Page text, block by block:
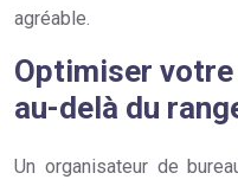
agréable.
Optimiser
au-delà du
Un organisateur de